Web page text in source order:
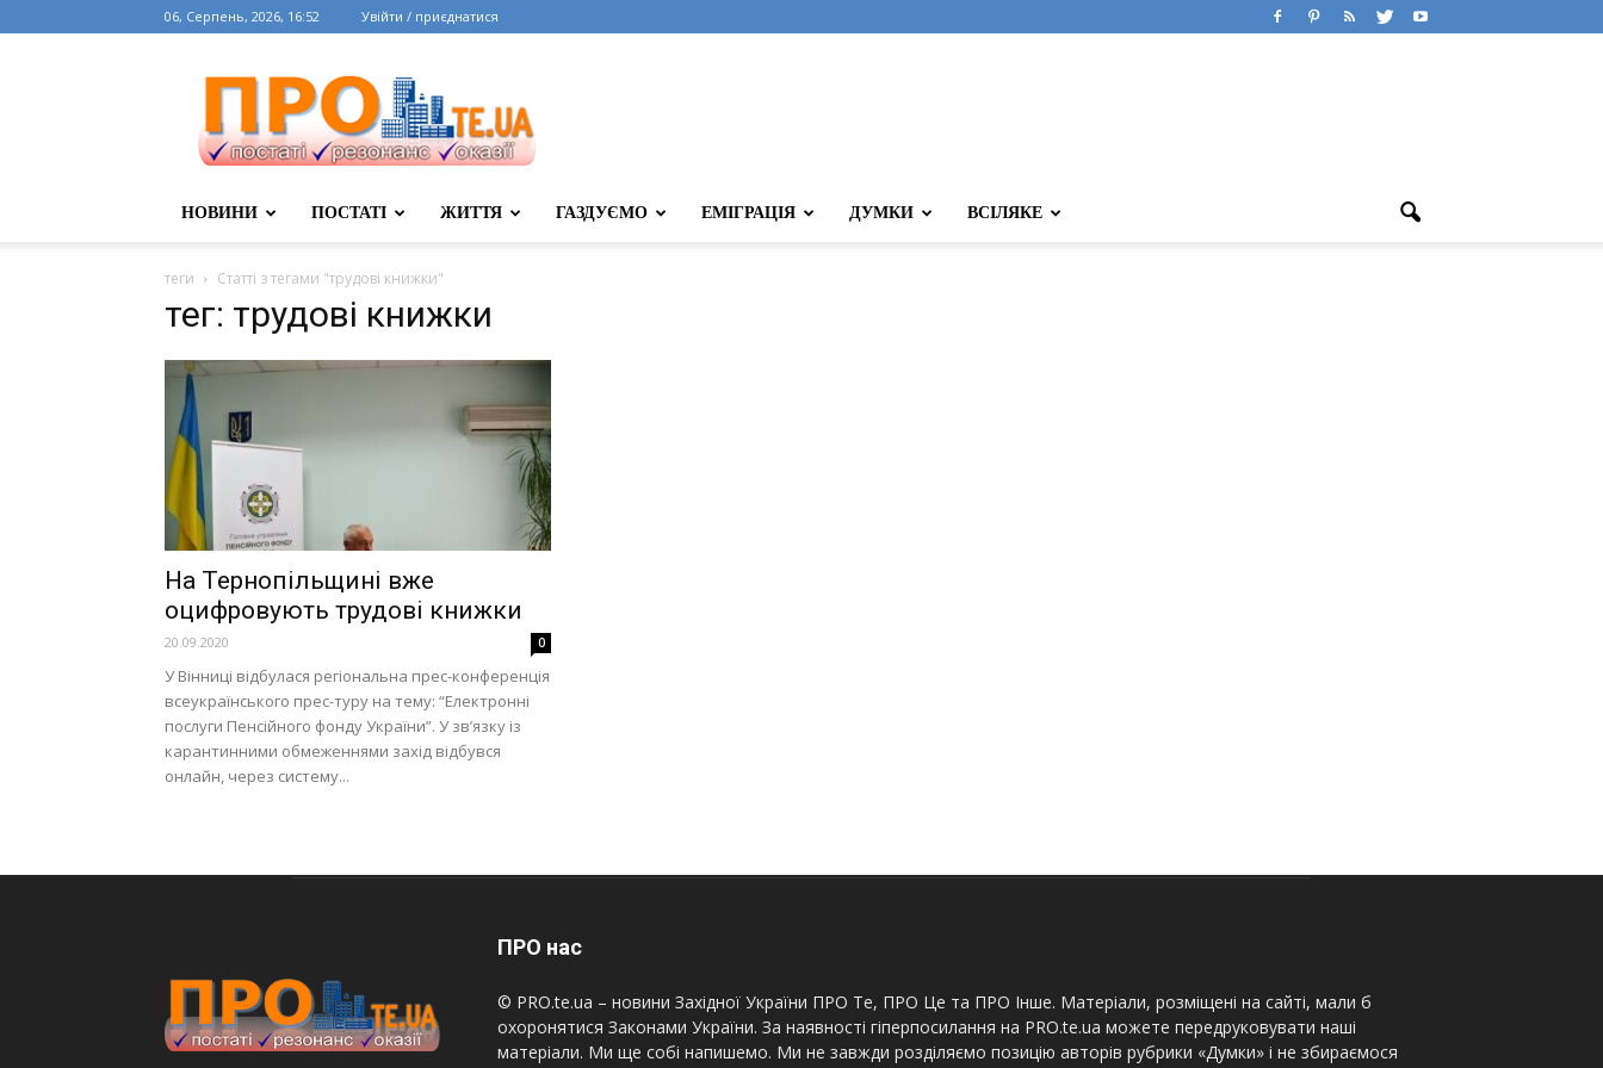
06, Серпень, 2026, 16:52 Увійти / приєднатися
НОВИНИ ПОСТАТІ ЖИТТЯ ГАЗДУЄМО ЕМІГРАЦІЯ ДУМКИ ВСІЛЯКЕ
теги Статті з тегами "трудові книжки"
тег: трудові книжки
На Тернопільщині вже
оцифровують трудові книжки
20.09.2020 0
У Вінниці відбулася регіональна прес-конференція
всеукраїнського прес-туру на тему: “Електронні
послуги Пенсійного фонду України”. У зв’язку із
карантинними обмеженнями захід відбувся
онлайн, через систему...
ПРО нас
© PRO.te.ua – новини Західної України ПРО Те, ПРО Це та ПРО Інше. Матеріали, розміщені на сайті, мали б
охоронятися Законами України. За наявності гіперпосилання на PRO.te.ua можете передруковувати наші
матеріали. Ми ще собі напишемо. Ми не завжди розділяємо позицію авторів рубрики «Думки» і не збираємося